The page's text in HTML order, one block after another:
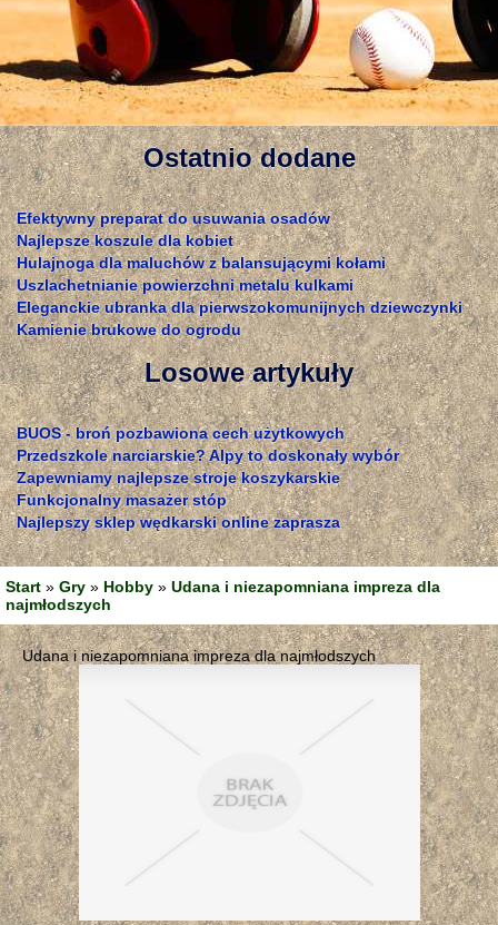
Ostatnio dodane
Efektywny preparat do usuwania osadów
Najlepsze koszule dla kobiet
Hulajnoga dla maluchów z balansującymi kołami
Uszlachetnianie powierzchni metalu kulkami
Eleganckie ubranka dla pierwszokomunijnych dziewczynki
Kamienie brukowe do ogrodu
Losowe artykuły
BUOS - broń pozbawiona cech użytkowych
Przedszkole narciarskie? Alpy to doskonały wybór
Zapewniamy najlepsze stroje koszykarskie
Funkcjonalny masażer stóp
Najlepszy sklep wędkarski online zaprasza
Start » Gry » Hobby » Udana i niezapomniana impreza dla
najmłodszych
Udana i niezapomniana impreza dla najmłodszych